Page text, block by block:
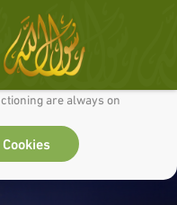
can continually improve it.
are always on